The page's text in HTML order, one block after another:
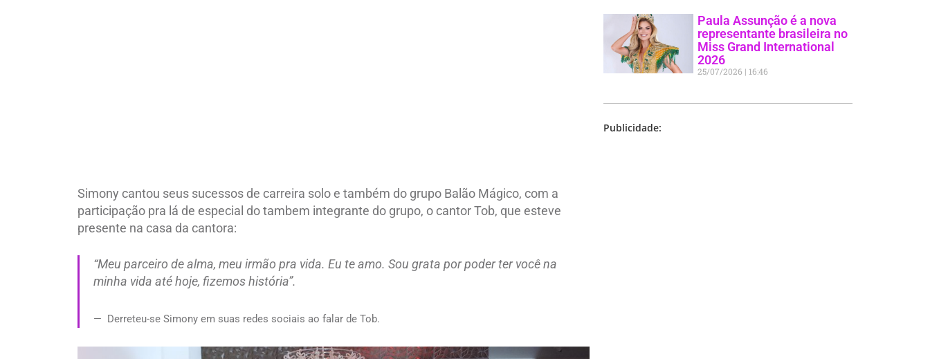
Simony cantou seus sucessos de carreira solo e também do grupo Balão Mágico, com a
participação pra lá de especial do tambem integrante do grupo, o cantor Tob, que esteve
presente na casa da cantora:
“Meu parceiro de alma, meu irmão pra vida. Eu te amo. Sou grata por poder ter você na
minha vida até hoje, fizemos história”.
Derreteu-se Simony em suas redes sociais ao falar de Tob.
Paula Assunção é a nova
representante brasileira no
Miss Grand International
2026
25/07/2026 16:46
Publicidade: